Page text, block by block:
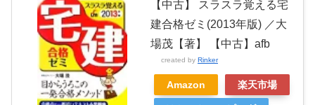
【中古】 スラスラ覚える宅
建合格ゼミ(2013年版) ／大
場茂【著】 【中古】afb
created by Rinker
Amazon 楽天市場